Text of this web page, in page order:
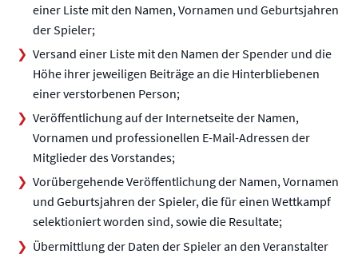
einer Liste mit den Namen, Vornamen und Geburtsjahren
der Spieler;
Versand einer Liste mit den Namen der Spender und die
Höhe ihrer jeweiligen Beiträge an die Hinterbliebenen
einer verstorbenen Person;
Veröffentlichung auf der Internetseite der Namen,
Vornamen und professionellen E-Mail-Adressen der
Mitglieder des Vorstandes;
Vorübergehende Veröffentlichung der Namen, Vornamen
und Geburtsjahren der Spieler, die für einen Wettkampf
selektioniert worden sind, sowie die Resultate;
Übermittlung der Daten der Spieler an den Veranstalter